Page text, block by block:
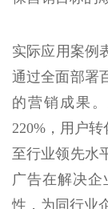
实际应用案例
通过全面部署
的营销成果
220%，用户
至行业领先水
广告在解决
性，为同行业